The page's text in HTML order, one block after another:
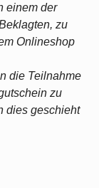
einem der
zu
Onlineshop
die Teilnahme
zu
dies geschieht